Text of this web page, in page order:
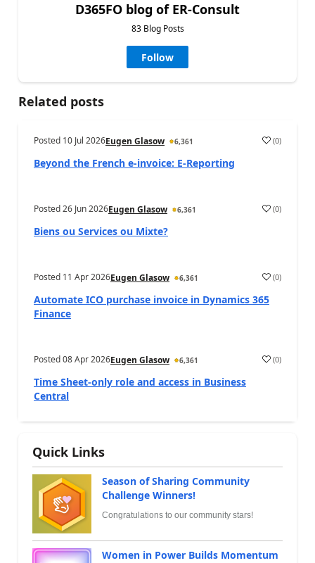
D365FO blog of ER-Consult
83 Blog Posts
Follow
Related posts
Posted 10 Jul 2026Eugen Glasow 6,361 (0)
Beyond the French e-invoice: E-Reporting
Posted26 Jun 2026Eugen Glasow 6,361 (0)
Biens ou Services ou Mixte?
Posted 11 Apr 2026Eugen Glasow 6,361 (0)
Automate ICO purchase invoice in Dynamics 365
Finance
Posted08 Apr 2026Eugen Glasow 6,361 (0)
Time Sheet-only role and access in Business
Central
Quick Links
Season of Sharing Community
Challenge Winners!
Congratulations to our community stars!
Women in Power Builds Momentum